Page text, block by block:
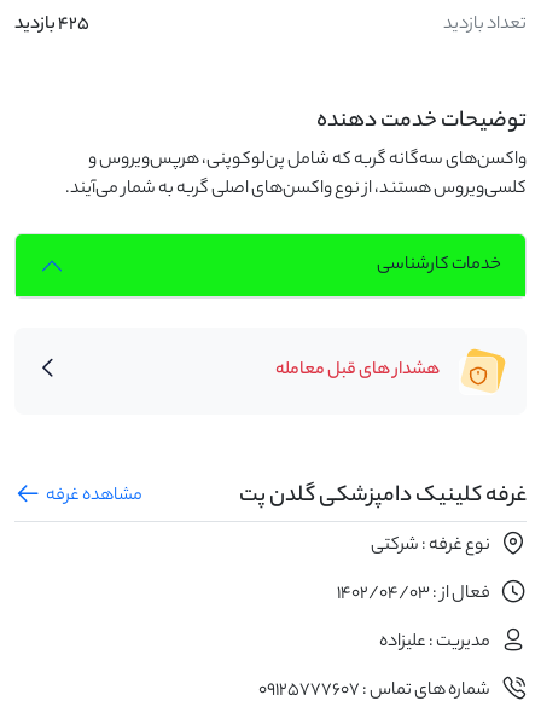
تعداد بازدید 425 بازدید
توضیحات خدمت دهنده
واکسن‌های سه‌گانه گربه که شامل پن‌لوکوپنی، هرپس‌ویروس و
کلسی‌ویروس هستند، از نوع واکسن‌های اصلی گربه به شمار می‌آیند.
خدمات کارشناسی
هشدار های قبل معامله
غرفه کلینیک دامپزشکی گلدن پت
مشاهده غرفه
نوع غرفه : شرکتی
فعال از : 1402/04/03
مدیریت : علیزاده
شماره های تماس : 09125777607